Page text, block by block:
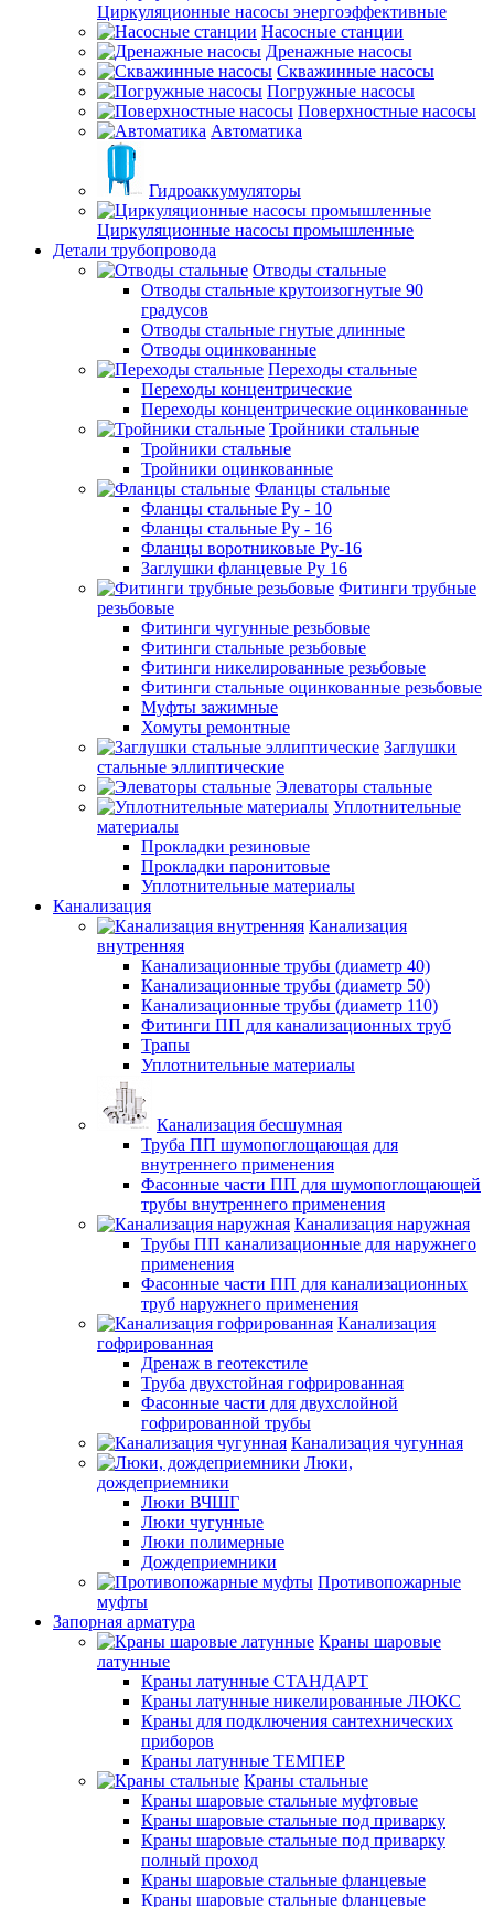
Циркуляционные насосы энергоэффективные
Насосные станции
Дренажные насосы
Скважинные насосы
Погружные насосы
Поверхностные насосы
Автоматика
Гидроаккумуляторы
Циркуляционные насосы промышленные
Детали трубопровода
Отводы стальные
Отводы стальные крутоизогнутые 90
градусов
Отводы стальные гнутые длинные
Отводы оцинкованные
Переходы стальные
Переходы концентрические
Переходы концентрические оцинкованные
Тройники стальные
Тройники стальные
Тройники оцинкованные
Фланцы стальные
Фланцы стальные Ру - 10
Фланцы стальные Ру - 16
Фланцы воротниковые Ру-16
Заглушки фланцевые Ру 16
Фитинги трубные
резьбовые
Фитинги чугунные резьбовые
Фитинги стальные резьбовые
Фитинги никелированные резьбовые
Фитинги стальные оцинкованные резьбовые
Муфты зажимные
Хомуты ремонтные
Заглушки
стальные эллиптические
Элеваторы стальные
Уплотнительные
материалы
Прокладки резиновые
Прокладки паронитовые
Уплотнительные материалы
Канализация
Канализация
внутренняя
Канализационные трубы (диаметр 40)
Канализационные трубы (диаметр 50)
Канализационные трубы (диаметр 110)
Фитинги ПП для канализационных труб
Трапы
Уплотнительные материалы
Канализация бесшумная
Труба ПП шумопоглощающая для
внутреннего применения
Фасонные части ПП для шумопоглощающей
трубы внутреннего применения
Канализация наружная
Трубы ПП канализационные для наружнего
применения
Фасонные части ПП для канализационных
труб наружнего применения
Канализация
гофрированная
Дренаж в геотекстиле
Труба двухстойная гофрированная
Фасонные части для двухслойной
гофрированной трубы
Канализация чугунная
Люки,
дождеприемники
Люки ВЧШГ
Люки чугунные
Люки полимерные
Дождеприемники
Противопожарные
муфты
Запорная арматура
Краны шаровые
латунные
Краны латунные СТАНДАРТ
Краны латунные никелированные ЛЮКС
Краны для подключения сантехнических
приборов
Краны латунные ТЕМПЕР
Краны стальные
Краны шаровые стальные муфтовые
Краны шаровые стальные под приварку
Краны шаровые стальные под приварку
полный проход
Краны шаровые стальные фланцевые
Краны шаровые стальные фланцевые